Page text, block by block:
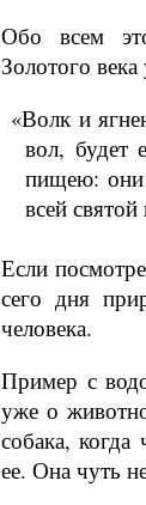
Обо всем
Золотого
«Волк и
вол, будет
пищею: они
всей
Если
сего дня
человека.
Пример с
уже о
собака, когда
ее. Она чуть